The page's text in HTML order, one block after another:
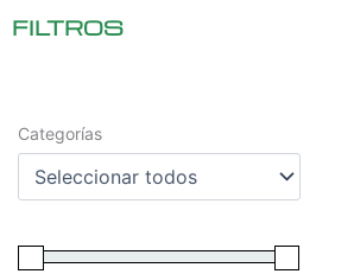
FILTROS
Categorías